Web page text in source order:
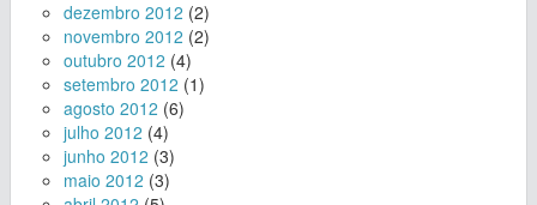
dezembro 2012 (2)
novembro 2012 (2)
outubro 2012 (4)
setembro 2012 (1)
agosto 2012 (6)
julho 2012 (4)
junho 2012 (3)
maio 2012 (3)